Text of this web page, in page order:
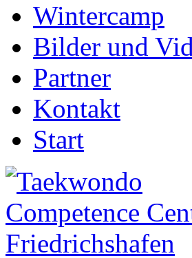
Wintercamp
Bilder und
Partner
Kontakt
Start